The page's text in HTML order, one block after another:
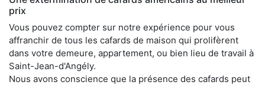
prix
Vous pouvez compter sur notre expérience pour vous
affranchir de tous les cafards de maison qui prolifèrent
dans votre demeure, appartement, ou bien lieu de travail à
Saint-Jean-d'Angély.
Nous avons conscience que la présence des cafards peut